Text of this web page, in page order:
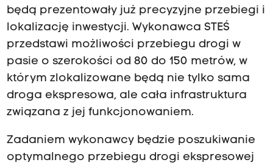
będą prezentowały już precyzyjne przebiegi i
lokalizację inwestycji. Wykonawca STEŚ
przedstawi możliwości przebiegu drogi w
pasie o szerokości od 80 do 150 metrów, w
którym zlokalizowane będą nie tylko sama
droga ekspresowa, ale cała infrastruktura
związana z jej funkcjonowaniem.
Zadaniem wykonawcy będzie poszukiwanie
optymalnego przebiegu drogi ekspresowej